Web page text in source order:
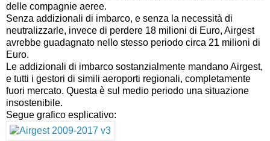
delle compagnie aeree.
Senza addizionali di imbarco, e senza la necessità di
neutralizzarle, invece di perdere 18 milioni di Euro, Airgest
avrebbe guadagnato nello stesso periodo circa 21 milioni di
Euro.
Le addizionali di imbarco sostanzialmente mandano Airgest,
e tutti i gestori di simili aeroporti regionali, completamente
fuori mercato. Questa è sul medio periodo una situazione
insostenibile.
Segue grafico esplicativo: